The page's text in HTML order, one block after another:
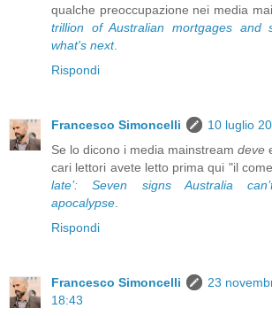
qualche preoccupazione nei media
trillion of Australian mortgages and
what's next.
Rispondi
Francesco Simoncelli
10 luglio
Se lo dicono i media mainstream deve
cari lettori avete letto prima qui "il
late’: Seven signs Australia
apocalypse
Rispondi
Francesco Simoncelli
23
18:43